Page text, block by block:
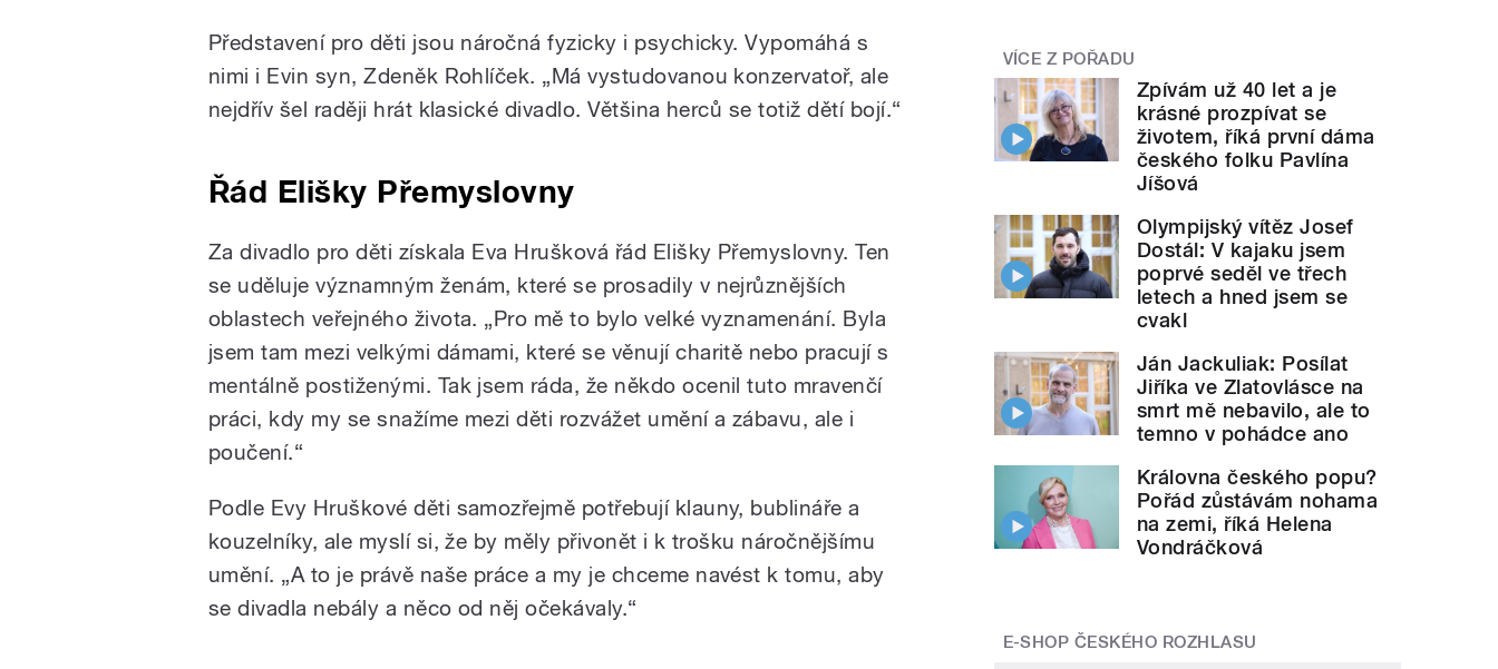
Představení pro děti jsou náročná fyzicky i psychicky. Vypomáhá s
nimi i Evin syn, Zdeněk Rohlíček. „Má vystudovanou konzervatoř, ale
nejdřív šel raději hrát klasické divadlo. Většina herců se totiž dětí bojí.“
Řád Elišky Přemyslovny
Za divadlo pro děti získala Eva Hrušková řád Elišky Přemyslovny. Ten
se uděluje významným ženám, které se prosadily v nejrůznějších
oblastech veřejného života. „Pro mě to bylo velké vyznamenání. Byla
jsem tam mezi velkými dámami, které se věnují charitě nebo pracují s
mentálně postiženými. Tak jsem ráda, že někdo ocenil tuto mravenčí
práci, kdy my se snažíme mezi děti rozvážet umění a zábavu, ale i
poučení.“
Podle Evy Hruškové děti samozřejmě potřebují klauny, bublináře a
kouzelníky, ale myslí si, že by měly přivonět i k trošku náročnějšímu
umění. „A to je právě naše práce a my je chceme navést k tomu, aby
se divadla nebály a něco od něj očekávaly.“
VÍCE Z POŘADU
Zpívám už 40 let a je
krásné prozpívat se
životem, říká první dáma
českého folku Pavlína
Jíšová
Olympijský vítěz Josef
Dostál: V kajaku jsem
poprvé seděl ve třech
letech a hned jsem se
cvakl
Ján Jackuliak: Posílat
Jiříka ve Zlatovlásce na
smrt mě nebavilo, ale to
temno v pohádce ano
Královna českého popu?
Pořád zůstávám nohama
na zemi, říká Helena
Vondráčková
E-SHOP ČESKÉHO ROZHLASU